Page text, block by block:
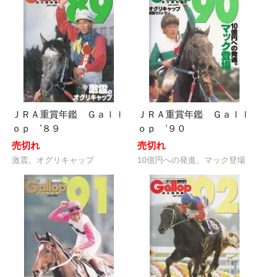
ＪＲＡ重賞年鑑 Ｇａｌｌ
ｏｐ '８９
売切れ
激震。オグリキャップ
ＪＲＡ重賞年鑑 Ｇａｌｌ
ｏｐ '９０
売切れ
10億円への発進。マック登場